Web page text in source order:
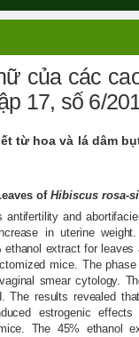
của các
17, số 6/
từ hoa và lá dâm
ofHibiscus rosa-
and
in uterine
extract for leaves
mice. The
smear cytology.
The results revealed
estrogenic
The 45% ethanol